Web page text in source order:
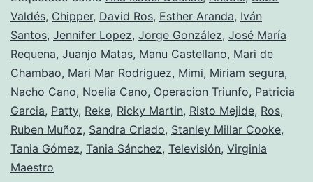
Valdés, Chipper, David Ros, Esther Aranda, Iván
Santos, Jennifer Lopez, Jorge González, José María
Requena, Juanjo Matas, Manu Castellano, Mari de
Chambao, Mari Mar Rodriguez, Mimi, Miriam segura,
Nacho Cano, Noelia Cano, Operacion Triunfo, Patricia
Garcia, Patty, Reke, Ricky Martin, Risto Mejide, Ros,
Ruben Muñoz, Sandra Criado, Stanley Millar Cooke,
Tania Gómez, Tania Sánchez, Televisión, Virginia
Maestro